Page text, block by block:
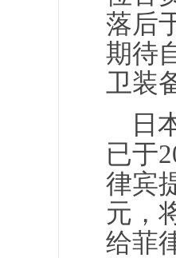
落后
期待
卫装
日
已于
律宾
元，
给菲